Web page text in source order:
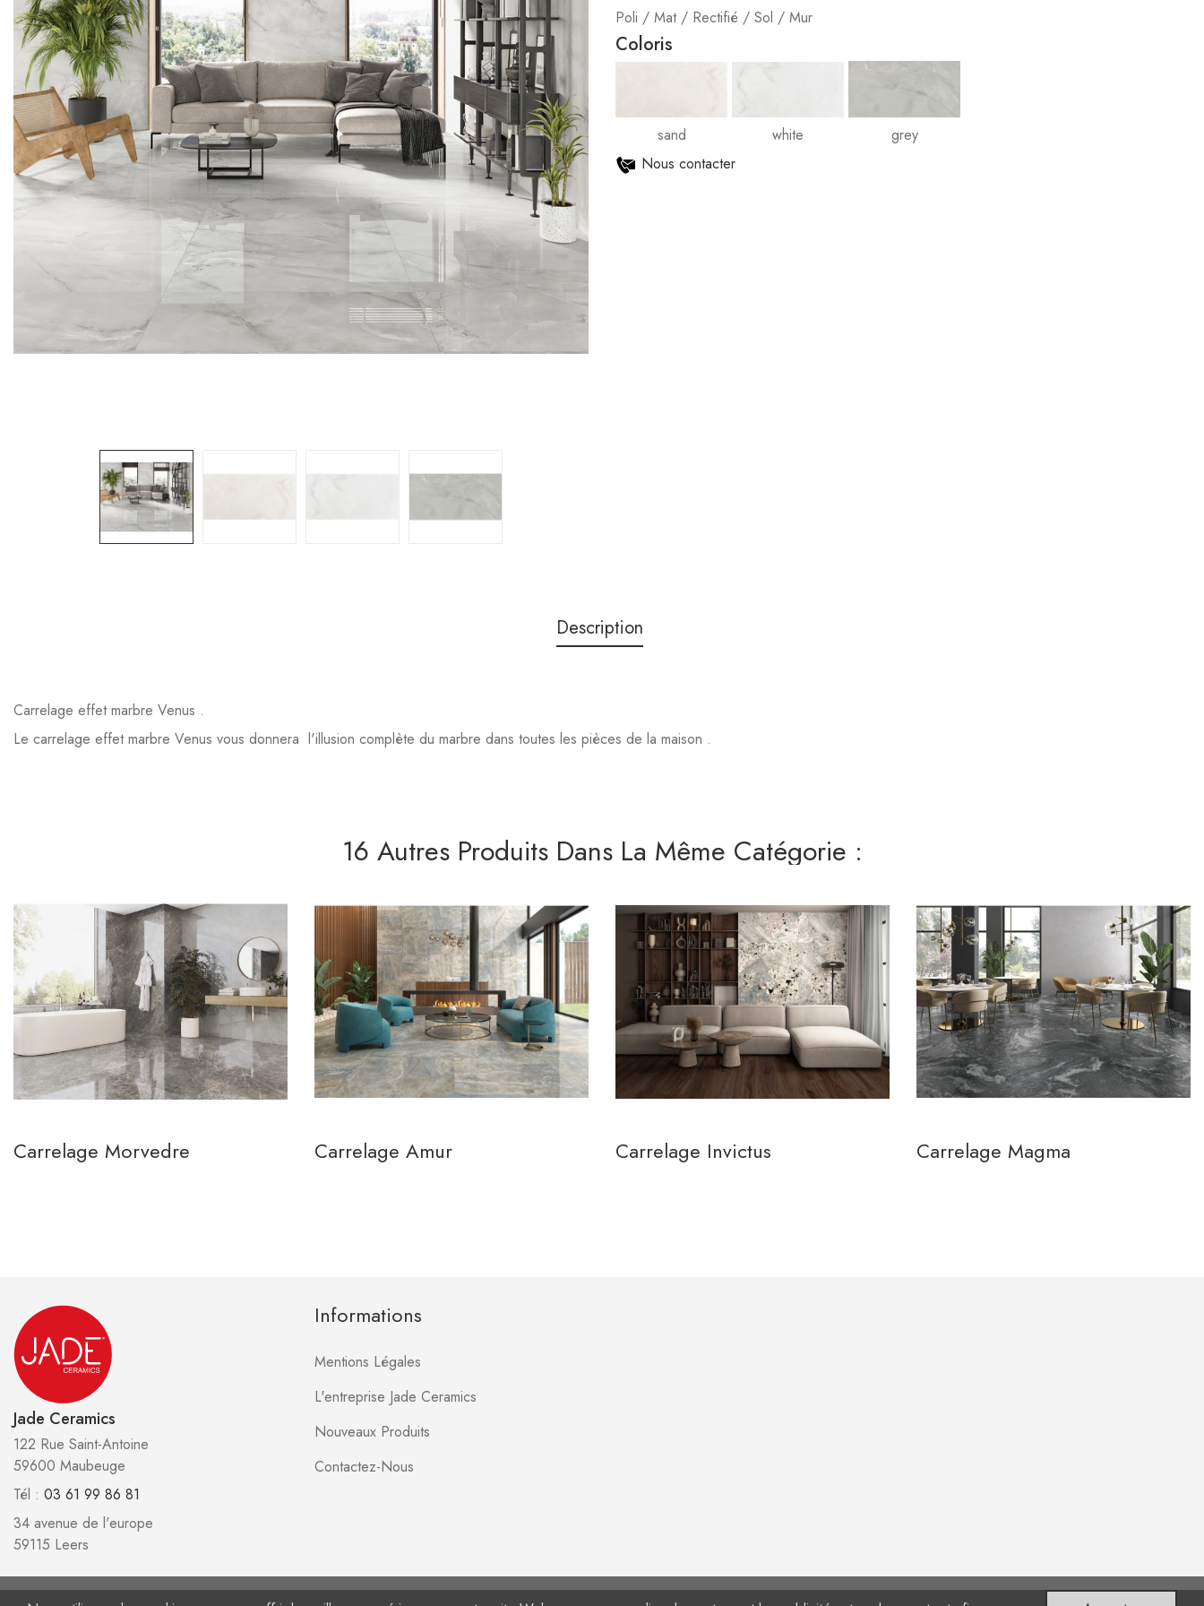
Poli / Mat / Rectifié / Sol / Mur
Coloris
sand white
grey
Nous contacter
Description
Carrelage effet marbre Venus .
Le carrelage effet marbre Venus vous donnera l'illusion complète du marbre dans toutes les pièces de la maison .
16 Autres Produits Dans La Même Catégorie :
Carrelage Morvedre Carrelage Amur Carrelage Invictus Carrelage Magma
Jade Ceramics
122 Rue Saint-Antoine
59600 Maubeuge
Tél : 03 61 99 86 81
34 avenue de l'europe
59115 Leers
Informations
Mentions Légales
L'entreprise Jade Ceramics
Nouveaux Produits
Contactez-Nous